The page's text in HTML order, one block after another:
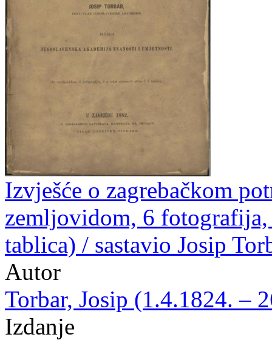
Izvješće o zagrebačkom
zemljovidom, 6
tablica) / sastavio Josip
Autor
Torbar, Josip (1.4.1824. –
Izdanje